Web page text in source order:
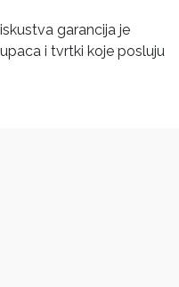
garancija je
i tvrtki koje posluju